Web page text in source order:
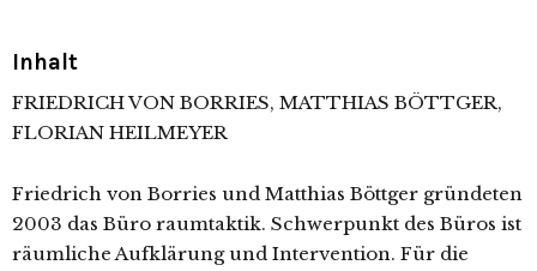
Inhalt
FRIEDRICH VON BORRIES, MATTHIAS BÖTTGER,
FLORIAN HEILMEYER
Friedrich von Borries und Matthias Böttger gründeten
2003 das Büro raumtaktik. Schwerpunkt des Büros ist
räumliche Aufklärung und Intervention. Für die